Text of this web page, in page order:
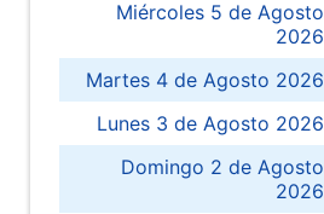
Miércoles 5 de Agosto
2026
Martes 4 de Agosto 2026
Lunes 3 de Agosto 2026
Domingo 2 de Agosto
2026